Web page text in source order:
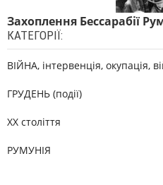
Захоплення Бессарабії
КАТЕГОРІЇ:
ВІЙНА, інтервенція, окупація,
ГРУДЕНЬ (події)
XX століття
РУМУНІЯ